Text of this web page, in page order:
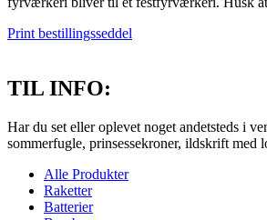
Print bestillingsseddel
TIL INFO:
Har du set eller oplevet noget andetsteds i
sommerfugle, prinsessekroner, ildskrift med
Alle Produkter
Raketter
Batterier